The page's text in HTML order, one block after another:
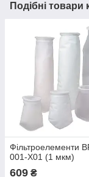
Подібні товари
Фільтроелементи
001-Х01 (1 мкм)
609 ₴